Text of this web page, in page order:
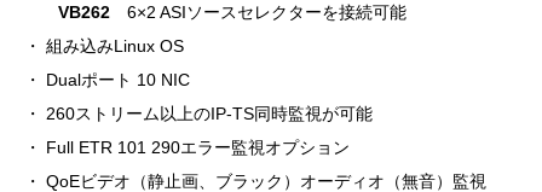
VB262 6×2 ASIソースセレクターを接続可能
・ 組み込みLinux OS
・ Dualポート 10 NIC
・ 260ストリーム以上のIP-TS同時監視が可能
・ Full ETR 101 290エラー監視オプション
・ QoEビデオ（静止画、ブラック）オーディオ（無音）監視